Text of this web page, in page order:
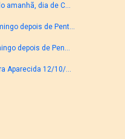
amanhã, dia de C...
depois de Pent...
depois de Pen...
Aparecida 12/10/...